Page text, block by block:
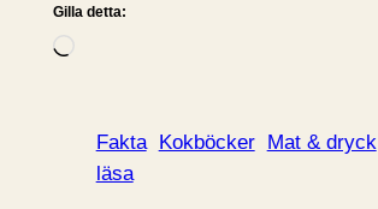
Gilla detta:
L
Fakta Kokböcker Mat & dryck
läsa